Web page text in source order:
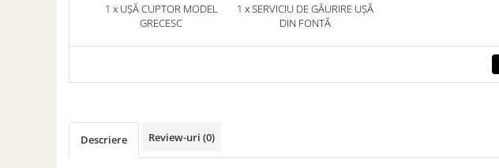
1 x UȘĂ CUPTOR MODEL
GRECESC
1 x SERVICIU DE GĂURIRE UȘĂ
DIN FONTĂ
Descriere Review-uri (0)